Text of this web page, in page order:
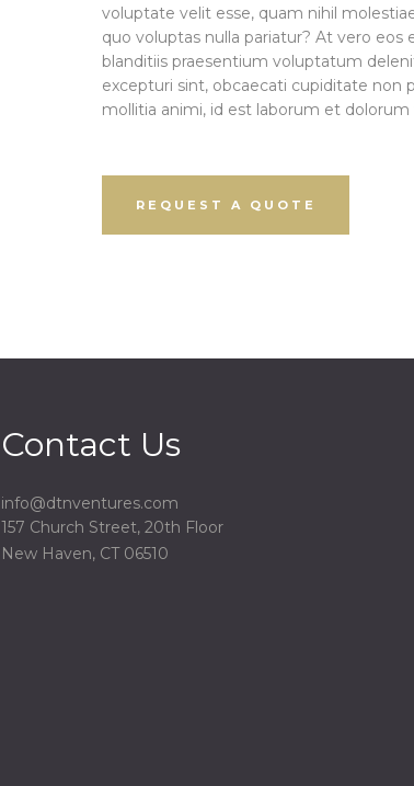
voluptate velit esse, quam nihil
quo voluptas nulla pariatur? At vero
blanditiis praesentium voluptatum
excepturi sint, obcaecati cupiditate non
mollitia animi, id est laborum et dolorum
REQUEST A QUOTE
Contact Us
info@dtnventures.com
157 Church Street, 20th Floor
New Haven, CT 06510